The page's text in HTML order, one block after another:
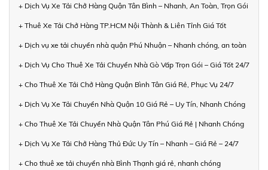
+ Dịch Vụ Xe Tải Chở Hàng Quận Tân Bình – Nhanh, An Toàn, Trọn Gói
+ Thuê Xe Tải Chở Hàng TP.HCM Nội Thành & Liên Tỉnh Giá Tốt
+ Dịch vụ xe tải chuyển nhà quận Phú Nhuận – Nhanh chóng, an toàn
+ Dịch Vụ Cho Thuê Xe Tải Chuyển Nhà Gò Vấp Trọn Gói – Giá Tốt 24/7
+ Cho Thuê Xe Tải Chở Hàng Quận Bình Tân Giá Rẻ, Phục Vụ 24/7
+ Dịch Vụ Xe Tải Chuyển Nhà Quận 10 Giá Rẻ – Uy Tín, Nhanh Chóng
+ Cho Thuê Xe Tải Chuyển Nhà Quận Tân Phú Giá Rẻ | Nhanh Chóng
+ Dịch Vụ Xe Tải Chở Hàng Thủ Đức Uy Tín – Nhanh – Giá Rẻ – 24/7
+ Cho thuê xe tải chuyển nhà Bình Thạnh giá rẻ, nhanh chóng